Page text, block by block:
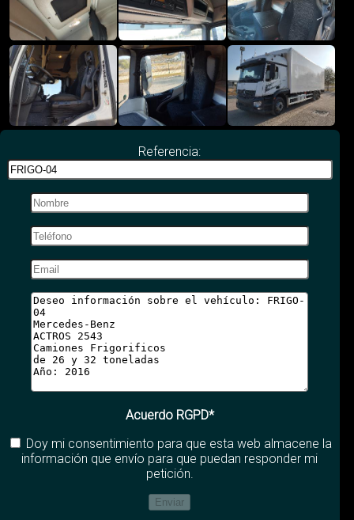
Referencia:
Acuerdo RGPD*
Doy mi consentimiento para que esta web almacene la
información que envío para que puedan responder mi
petición.